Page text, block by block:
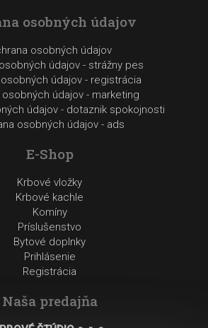
osobných údajov
osobných údajov
údajov - strážny pes
údajov - registrácia
osobných údajov - marketing
údajov - dotaznik spokojnosti
osobných údajov - ads
E-Shop
Krbové vložky
Krbové kachle
Komíny
Príslušenstvo
Bytové doplnky
Prihlásenie
Registrácia
Naša predajňa